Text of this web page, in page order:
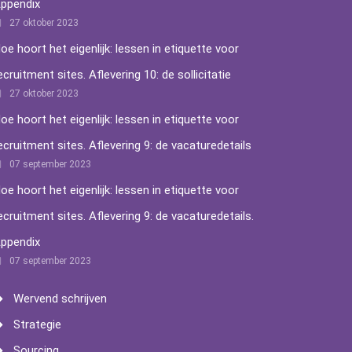
27 oktober 2023
hoort het eigenlijk: lessen in etiquette voor
sites. Aflevering 10: de sollicitatie
27 oktober 2023
hoort het eigenlijk: lessen in etiquette voor
sites. Aflevering 9: de vacaturedetails
07 september 2023
hoort het eigenlijk: lessen in etiquette voor
sites. Aflevering 9: de vacaturedetails.
07 september 2023
Wervend schrijven
Strategie